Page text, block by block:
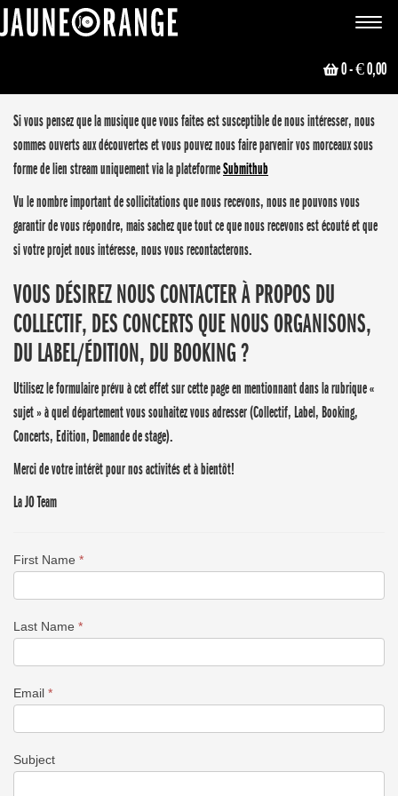
Toggle
0- € 0,00
VOUS DÉSIREZ NOUS FAIRE PARVENIR UNE DÉMO ?
Si vous pensez que la musique que vous faites est susceptible de nous intéresser, nous
sommes ouverts aux découvertes et vous pouvez nous faire parvenir vos morceaux sous
forme de lien stream uniquement via la plateformeSubmithub
Vu le nombre important de sollicitations que nous recevons, nous ne pouvons vous
garantir de vous répondre, mais sachez que tout ce que nous recevons est écouté et que
si votre projet nous intéresse, nous vous recontacterons.
VOUS DÉSIREZ NOUS CONTACTER À PROPOS DU
COLLECTIF, DES CONCERTS QUE NOUS ORGANISONS,
DU LABEL/ÉDITION, DU BOOKING ?
Utilisez le formulaire prévu à cet effet sur cette page en mentionnant dans la rubrique «
sujet » à quel département vous souhaitez vous adresser (Collectif, Label, Booking,
Concerts, Edition, Demande de stage).
Merci de votre intérêt pour nos activités et à bientôt!
La JO Team
First Name *
Last Name *
Email *
Subject